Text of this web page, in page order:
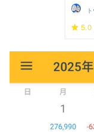
5.0